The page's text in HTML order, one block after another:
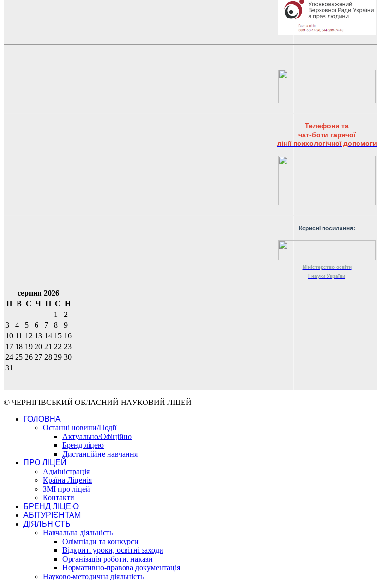
Телефони та
чат-боти гарячої
лінії психологічної допомоги
Корисні посилання:
Міністерство освіти
і науки України
серпня 2026
П В С Ч П С Н
1
2
3
4 5 6 7 8
9
10 11 12 13 14 15 16
17 18 19 20 21 22 23
24 25 26 27 28 29 30
31
© ЧЕРНІГІВСЬКИЙ ОБЛАСНИЙ НАУКОВИЙ ЛІЦЕЙ
ГОЛОВНА
Останні новини/Події
Актуально/Офіційно
Бренд ліцею
Дистанційне навчання
ПРО ЛІЦЕЙ
Адміністрація
Країна Ліценія
ЗМІ про ліцей
Контакти
БРЕНД ЛІЦЕЮ
АБІТУРІЄНТАМ
ДІЯЛЬНІСТЬ
Навчальна діяльність
Олімпіади та конкурси
Відкриті уроки, освітні заходи
Організація роботи, накази
Нормативно-правова документація
Науково-методична діяльність